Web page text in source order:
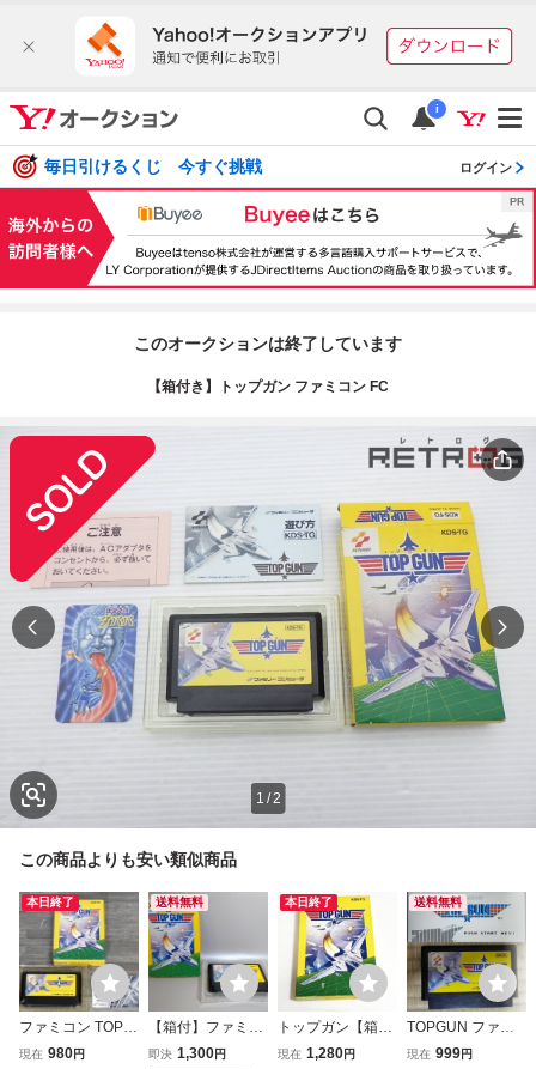
i
毎日引けるくじ 今すぐ挑戦 ログイン
このオークションは終了しています
【箱付き】トップガン ファミコン FC
1 /2
この商品よりも安い類似商品
本日終了
ファミコン TOP G
UN トップガン 外
現在 980円
送料無料
【箱付】ファミコ
ン トップガン
即決 1,300円
本日終了
トップガン【箱・
説明書付き・動作
現在 1,280円
送料無料
TOPGUN ファミ
リーコンピュータ
現在 999円